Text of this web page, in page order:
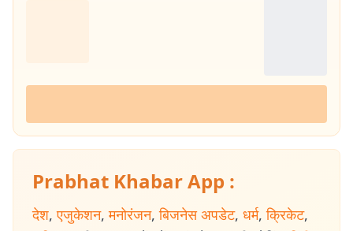
Prabhat Khabar App :
देश, एजुकेशन, मनोरंजन, बिजनेस अपडेट, धर्म, क्रिकेट,